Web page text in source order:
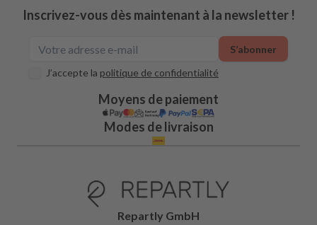
Inscrivez-vous dès maintenant à la newsletter !
J’accepte la politique de confidentialité
S’abonner
Moyens de paiement
Modes de livraison
Repartly GmbH